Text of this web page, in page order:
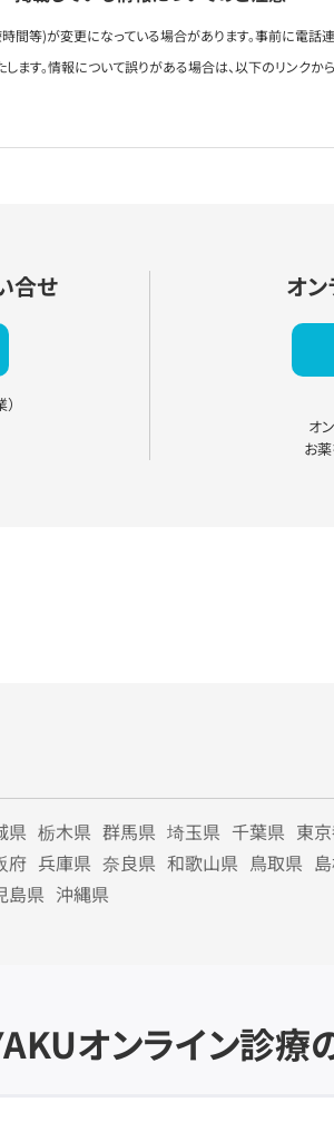
間等)が変更になっている場合があります。事前に電話
ます。情報について誤りがある場合は、以下のリンクか
合せ オ
オ
お
県 栃木県 群馬県 埼玉県 千葉県 東
府 兵庫県 奈良県 和歌山県 鳥取県
島県 沖縄県
オンライン診療